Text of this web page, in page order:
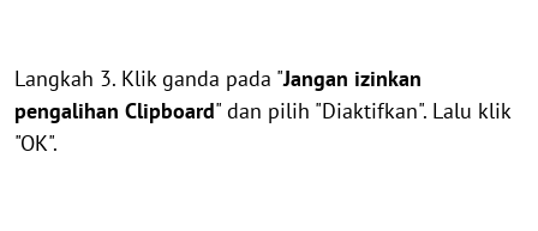
Langkah 3. Klik ganda pada "Jangan izinkan
pengalihan Clipboard" dan pilih "Diaktifkan". Lalu klik
"OK".